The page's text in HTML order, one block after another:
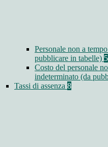
Personale non a
pubblicare in tabelle) 5
Costo del personale
indeterminato (da
Tassi di assenza 8